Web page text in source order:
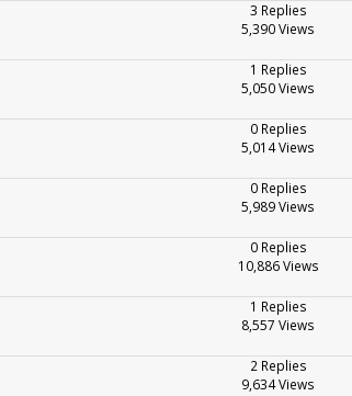
3 Replies
5,390 Views
1 Replies
5,050 Views
0 Replies
5,014 Views
0 Replies
5,989 Views
0 Replies
10,886 Views
1 Replies
8,557 Views
2 Replies
9,634 Views